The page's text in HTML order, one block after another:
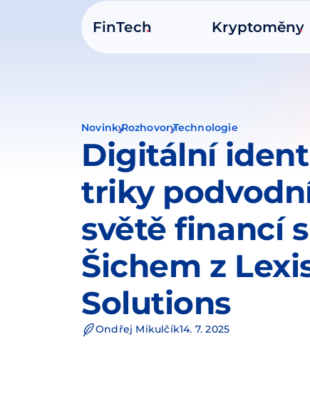
FinTech Kryptoměny
NovinkyRozhovoryTechnologie
Digitální
triky
světě financí
Šichem z
Solutions
Ondřej Mikulčík14. 7. 2025